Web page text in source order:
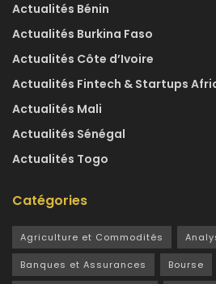
Actualités Bénin
Actualités Burkina Faso
Actualités Côte d’Ivoire
Actualités Fintech & Startups
Actualités Mali
Actualités Sénégal
Actualités Togo
Catégories
Agriculture et Commodités
Banques et Assurances Bourse